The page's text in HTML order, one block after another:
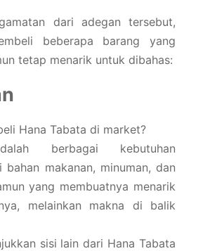
dari adegan tersebut,
beberapa barang yang
tetap menarik untuk dibahas:
Hana Tabata di market?
berbagai kebutuhan
bahan makanan, minuman, dan
yang membuatnya menarik
melainkan makna di balik
sisi lain dari Hana Tabata